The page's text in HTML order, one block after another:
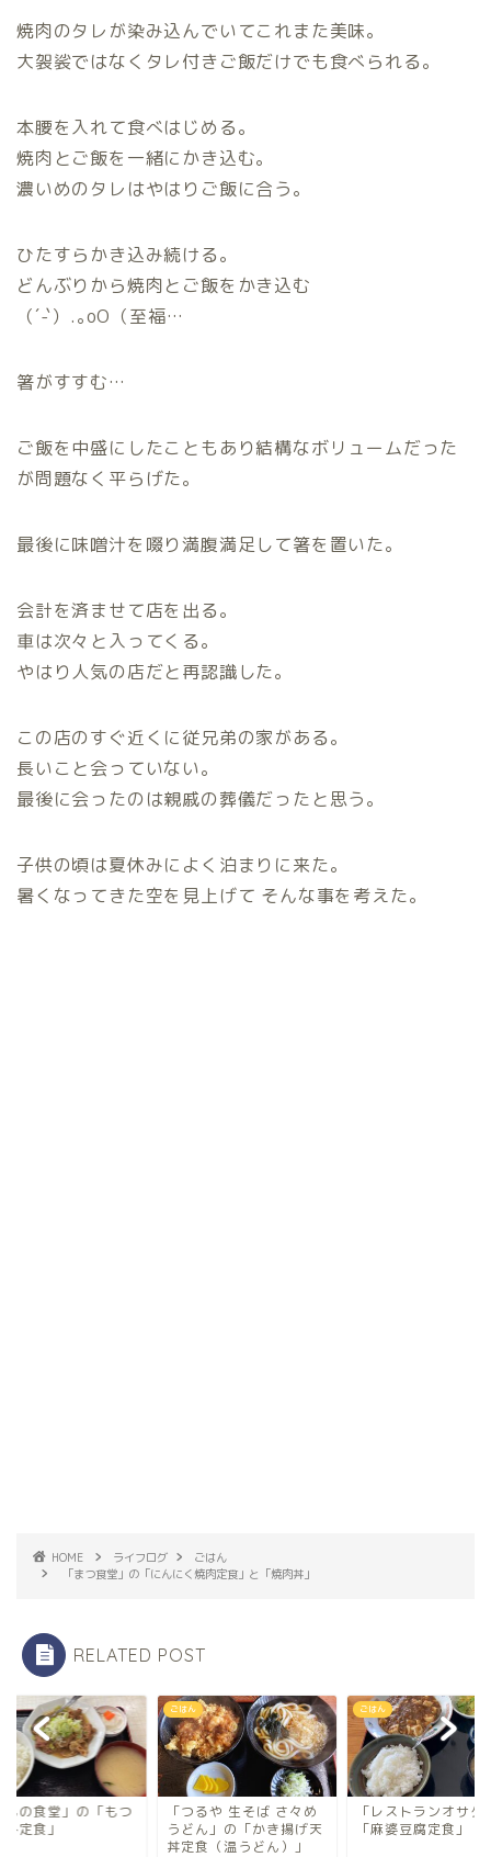
焼肉のタレが染み込んでいてこれまた美味。
大袈裟ではなくタレ付きご飯だけでも食べられる。
本腰を入れて食べはじめる。
焼肉とご飯を一緒にかき込む。
濃いめのタレはやはりご飯に合う。
ひたすらかき込み続ける。
どんぶりから焼肉とご飯をかき込む
（´-`）.｡oO（至福…
箸がすすむ…
ご飯を中盛にしたこともあり結構なボリュームだった
が問題なく平らげた。
最後に味噌汁を啜り満腹満足して箸を置いた。
会計を済ませて店を出る。
車は次々と入ってくる。
やはり人気の店だと再認識した。
この店のすぐ近くに従兄弟の家がある。
長いこと会っていない。
最後に会ったのは親戚の葬儀だったと思う。
子供の頃は夏休みによく泊まりに来た。
暑くなってきた空を見上げて そんな事を考えた。
HOME ライフログ
ごはん
「まつ食堂」の「にんにく焼肉定食」と「焼肉丼」
RELATED POST
んの食堂」の「もつ
定食」
ごはん
「つるや 生そば さ々め
うどん」の「かき揚げ天
丼定食（温うどん）」
ごはん
「レストランオサダ
「麻婆豆腐定食」